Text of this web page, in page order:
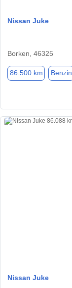
Nissan Juke
Borken, 46325
86.500 km Benzin
Nissan Juke